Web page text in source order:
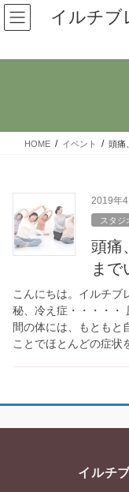
コ
ン
ン
ナ
ビ
ー
イルチブ
HOME イベント 頭痛
2019年4
スタジ
頭痛
まで
こんにちは。イルチブ
秘、冷え症・・・・・
間の体には、もともと
ことでほとんどの症
イルチ